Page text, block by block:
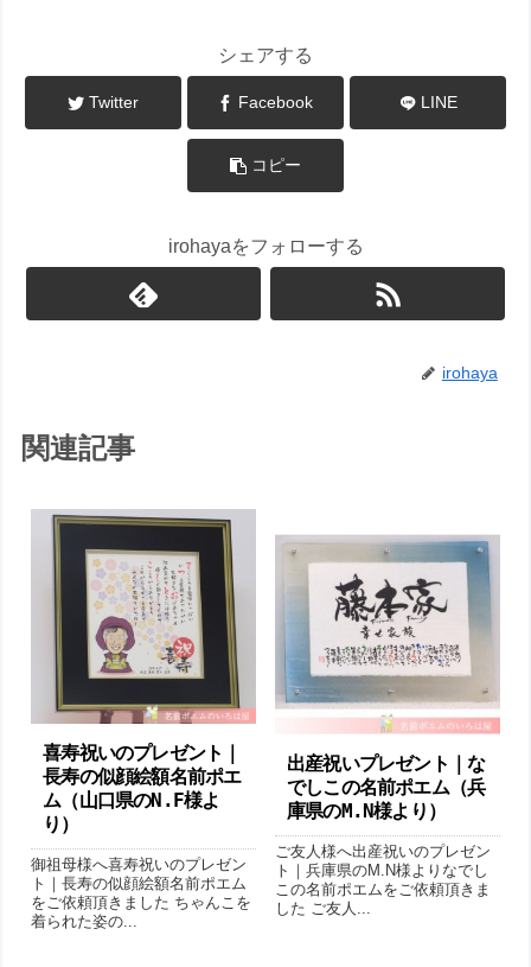
シェアする
Twitter Facebook LINE
コピー
irohayaをフォローする
irohaya
関連記事
喜寿祝いのプレゼント｜
長寿の似顔絵額名前ポエ
ム（山口県のN.F様よ
り ）
御祖母様へ喜寿祝いのプレゼン
ト｜長寿の似顔絵額名前ポエム
をご依頼頂きました ちゃんこを
着られた姿の...
出産祝いプレゼント｜な
でしこの名前ポエム（兵
庫県のM.N様より ）
ご友人様へ出産祝いのプレゼン
ト｜兵庫県のM.N様よりなでし
この名前ポエムをご依頼頂きま
した ご友人...